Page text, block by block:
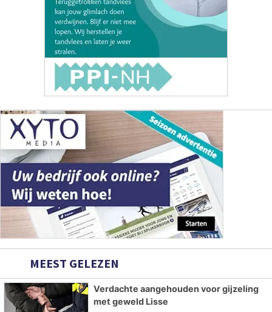
MEEST GELEZEN
Verdachte aangehouden voor gijzeling
met geweld Lisse